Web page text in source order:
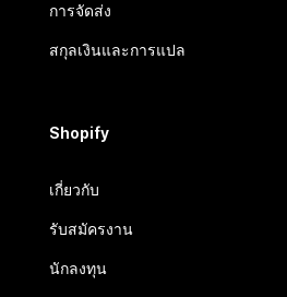
การจัดส่ง
สกุลเงินและการแปล
Shopify
เกี่ยวกับ
รับสมัครงาน
นักลงทุน